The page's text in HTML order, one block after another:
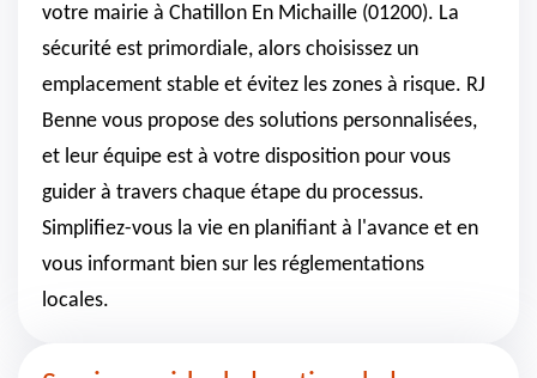
votre mairie à Chatillon En Michaille (01200). La
sécurité est primordiale, alors choisissez un
emplacement stable et évitez les zones à risque. RJ
Benne vous propose des solutions personnalisées,
et leur équipe est à votre disposition pour vous
guider à travers chaque étape du processus.
Simplifiez-vous la vie en planifiant à l'avance et en
vous informant bien sur les réglementations
locales.